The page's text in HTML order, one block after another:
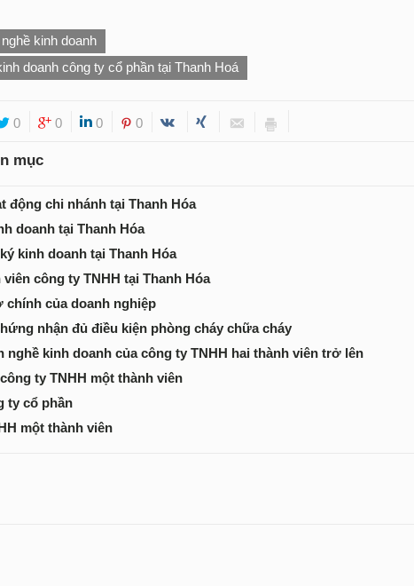
kinh doanh
doanh công ty cổ phần tại Thanh Hoá
0 0 0 0
mục
động chi nhánh tại Thanh Hóa
doanh tại Thanh Hóa
kinh doanh tại Thanh Hóa
công ty TNHH tại Thanh Hóa
của doanh nghiệp
nhận đủ điều kiện phòng cháy chữa cháy
nghề kinh doanh của công ty TNHH hai thành viên trở lên
ty TNHH một thành viên
ty cổ phần
một thành viên